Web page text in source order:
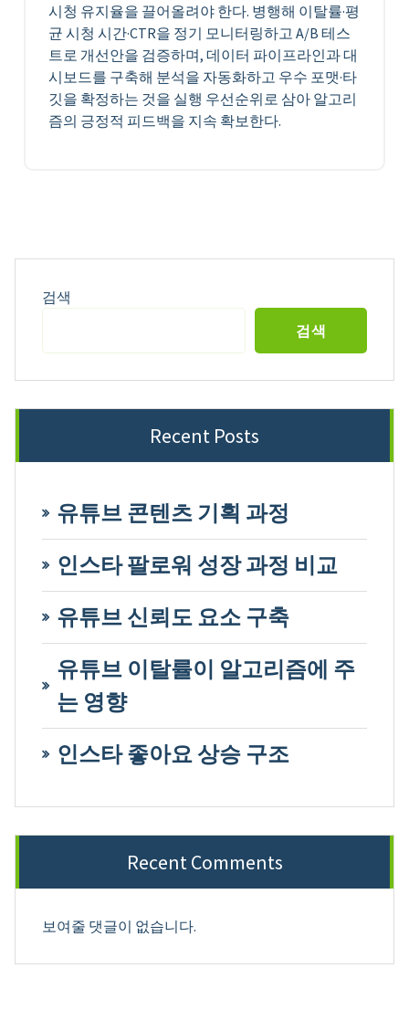
시청 유지율을 끌어올려야 한다. 병행해 이탈률·평
균 시청 시간·CTR을 정기 모니터링하고 A/B 테스
트로 개선안을 검증하며, 데이터 파이프라인과 대
시보드를 구축해 분석을 자동화하고 우수 포맷·타
깃을 확정하는 것을 실행 우선순위로 삼아 알고리
즘의 긍정적 피드백을 지속 확보한다.
검색
검색
Recent Posts
유튜브 콘텐츠 기획 과정
인스타 팔로워 성장 과정 비교
유튜브 신뢰도 요소 구축
유튜브 이탈률이 알고리즘에 주
는 영향
인스타 좋아요 상승 구조
Recent Comments
보여줄 댓글이 없습니다.